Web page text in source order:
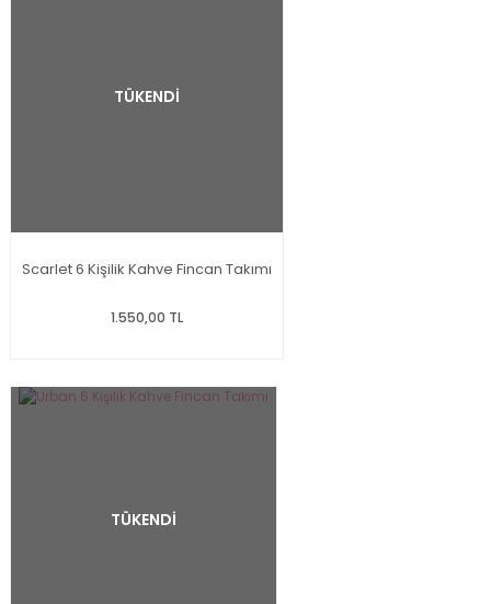
TÜKENDİ
Scarlet 6 Kişilik Kahve Fincan Takımı
1.550,00 TL
TÜKENDİ